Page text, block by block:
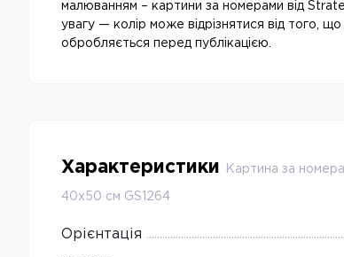
малюванням – картини за номерами від
увагу — колір може відрізнятися від того,
обробляється перед публікацією.
Характеристики Картина за
40х50 см GS1264
Орієнтація